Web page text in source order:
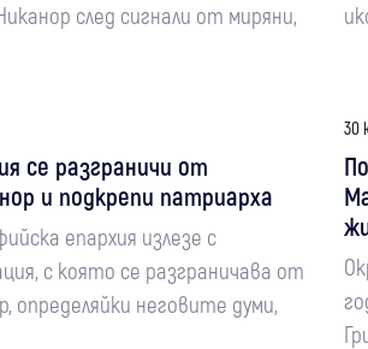
след сигнали от миряни,
се разграничи от
и подкрепи патриарха
епархия излезе с
с която се разграничава от
определяйки неговите думи,
30